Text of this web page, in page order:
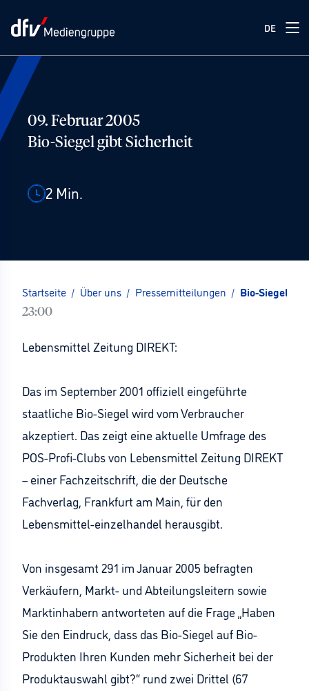
DE
09. Februar 2005
Bio-Siegel gibt Sicherheit
2 Min.
Startseite / Über uns / Pressemitteilungen / Bio-Siegel
23:00
Lebensmittel Zeitung DIREKT:
Das im September 2001 offiziell eingeführte
staatliche Bio-Siegel wird vom Verbraucher
akzeptiert. Das zeigt eine aktuelle Umfrage des
POS-Profi-Clubs von Lebensmittel Zeitung DIREKT
– einer Fachzeitschrift, die der Deutsche
Fachverlag, Frankfurt am Main, für den
Lebensmittel-einzelhandel herausgibt.
Von insgesamt 291 im Januar 2005 befragten
Verkäufern, Markt- und Abteilungsleitern sowie
Marktinhabern antworteten auf die Frage „Haben
Sie den Eindruck, dass das Bio-Siegel auf Bio-
Produkten Ihren Kunden mehr Sicherheit bei der
Produktauswahl gibt?“ rund zwei Drittel (67